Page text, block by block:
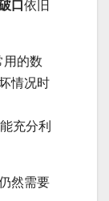
口依旧
的数
情况时
充分利
然需要